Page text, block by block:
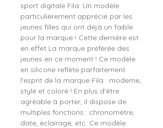
sport digitale Fila. Un modèle
particulièrement apprécié par les
jeunes filles qui ont déjà un faible
pour la marque ! Cette dernière est
en effet La marque préférée des
jeunes en ce moment ! Ce modèle
en silicone reflète parfaitement
l'esprit de la marque Fila : moderne,
stylé et coloré ! En plus d'être
agréable à porter, il dispose de
multiples fonctions : chronomètre,
date, éclairage, etc. Ce modèle